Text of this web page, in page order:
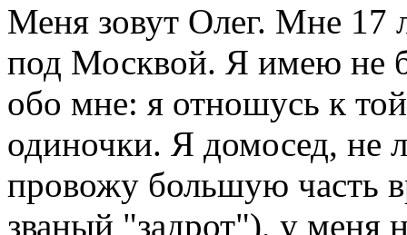
Меня зовут Олег. Мне 17
под Москвой. Я имею не
обо мне: я отношусь к
одиночки. Я домосед, не
провожу большую часть
званый "задрот"), у меня